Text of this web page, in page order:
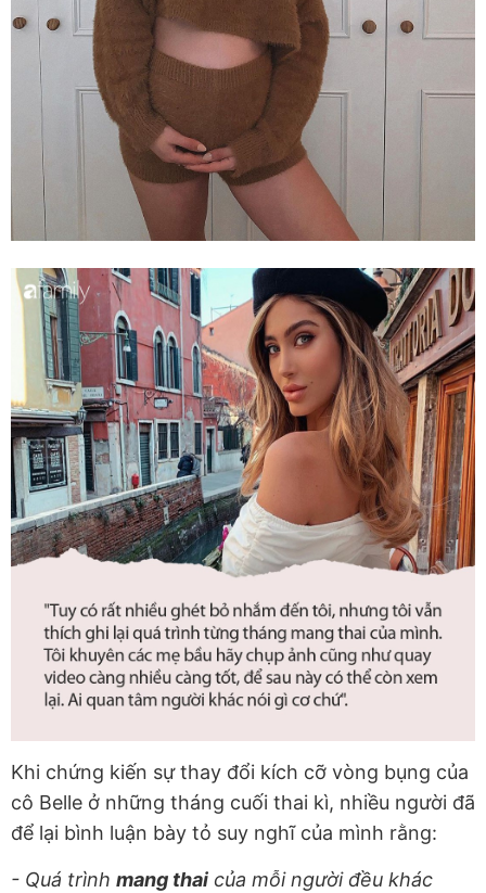
Khi chứng kiến sự thay đổi kích cỡ vòng bụng của
cô Belle ở những tháng cuối thai kì, nhiều người đã
để lại bình luận bày tỏ suy nghĩ của mình rằng:
- Quá trình mang thai của mỗi người đều khác